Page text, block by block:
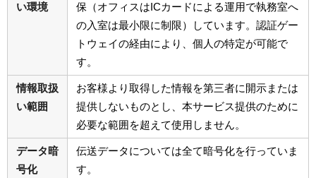
い環境
保（オフィスはICカードによる運用で執務室へ
の入室は最小限に制限）しています。認証ゲー
トウェイの経由により、個人の特定が可能で
す。
情報取扱
い範囲
お客様より取得した情報を第三者に開示または
提供しないものとし、本サービス提供のために
必要な範囲を超えて使用しません。
データ暗
号化
伝送データについては全て暗号化を行っていま
す。